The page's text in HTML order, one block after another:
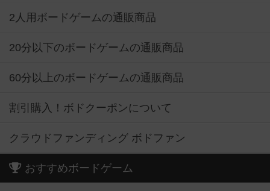
2人用ボードゲームの通販商品
20分以下のボードゲームの通販商品
60分以上のボードゲームの通販商品
割引購入！ボドクーポンについて
クラウドファンディング ボドファン
おすすめボードゲーム